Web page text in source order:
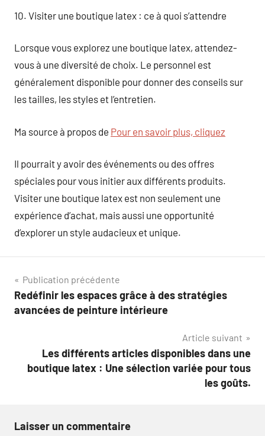
10. Visiter une boutique latex : ce à quoi s’attendre
Lorsque vous explorez une boutique latex, attendez-
vous à une diversité de choix. Le personnel est
généralement disponible pour donner des conseils sur
les tailles, les styles et l’entretien.
Ma source à propos de Pour en savoir plus, cliquez
Il pourrait y avoir des événements ou des offres
spéciales pour vous initier aux différents produits.
Visiter une boutique latex est non seulement une
expérience d’achat, mais aussi une opportunité
d’explorer un style audacieux et unique.
Navigation
de
Publication précédente
Redéfinir les espaces grâce à des stratégies
avancées de peinture intérieure
Article suivant
Les différents articles disponibles dans une
boutique latex : Une sélection variée pour tous
les goûts.
Laisser un commentaire